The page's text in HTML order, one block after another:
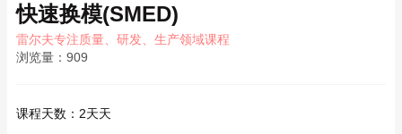
快速换模(SMED)
雷尔夫专注质量、研发、生产领域课程
浏览量： 909
课程天数： 2天天